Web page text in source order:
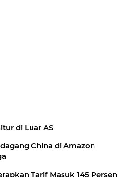
di Luar AS
China di Amazon
Tarif Masuk 145 Persen